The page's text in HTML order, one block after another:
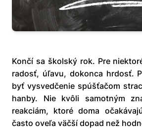
Končí sa školský rok. Pre
radosť, úľavu, dokonca hrdosť.
byť vysvedčenie spúšťačom
hanby. Nie kvôli samotným
reakciám, ktoré doma
často oveľa väčší dopad než